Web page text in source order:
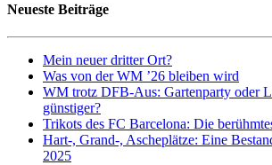
Neueste Beiträge
Mein neuer dritter Ort?
Was von der WM ’26 bleiben wird
WM trotz DFB-Aus: Gartenparty oder
günstiger?
Trikots des FC Barcelona: Die
Hart-, Grand-, Ascheplätze: Eine
2025